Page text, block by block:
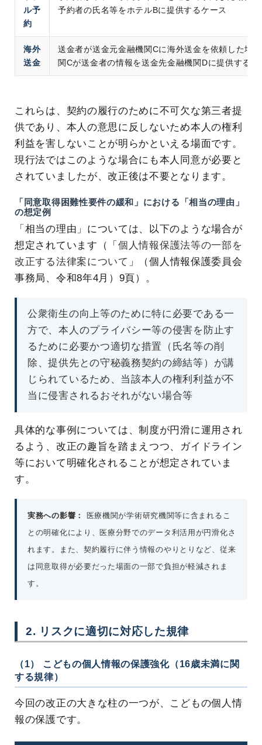
ル予
約
予約者の氏名等をホテルBに提供するケース
海外
送金
送金者が送金元金融機関Cに海外送金を依頼した場
関Cが送金者の情報を送金先金融機関Dに提供するケ
これらは、契約の履行のために不可欠な第三者提
供であり、本人の意思に反しないため本人の権利
利益を害しないことが明らかといえる場面です。
現行法ではこのような場合にも本人同意が必要と
されていましたが、改正後は不要となります。
「同意取得困難性要件の緩和」における「相当の理由」
の想定例
「相当の理由」については、以下のような場合が
想定されています（「 個人情報保護法等の一部を
改正する法律案について 」（個人情報保護委員会
事務局、令和8年4月）9頁）。
公衆衛生の向上等のために特に必要である一
方で、本人のプライバシー等の侵害を防止す
るために必要かつ適切な措置（氏名等の削
除、提供先との守秘義務契約の締結等）が講
じられているため、当該本人の権利利益が不
当に侵害されるおそれがない場合等
具体的な事例については、制度が円滑に運用され
るよう、改正の趣旨を踏まえつつ、ガイドライン
等において明確化されることが想定されていま
す。
実務への影響：
医療機関が学術研究機関等に含まれるこ
との明確化により、医療分野でのデータ利活用が円滑化さ
れます。また、契約履行に伴う情報のやりとりなど、従来
は同意取得が必要だった場面の一部で負担が軽減されま
す。
2. リスクに適切に対応した規律
（1） こどもの個人情報の保護強化（16歳未満に関
する規律）
今回の改正の大きな柱の一つが、こどもの個人情
報の保護です。